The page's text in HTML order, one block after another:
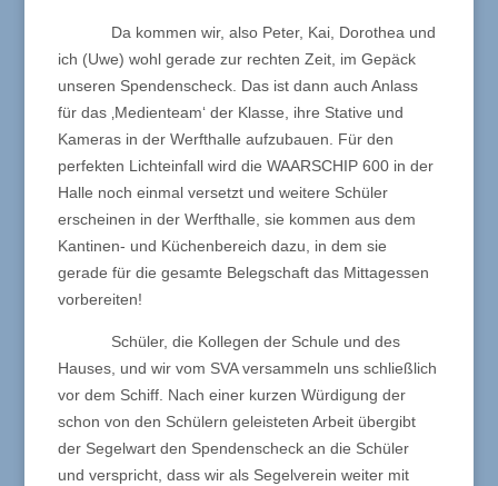
Da kommen wir, also Peter, Kai, Dorothea und
ich (Uwe) wohl gerade zur rechten Zeit, im Gepäck
unseren Spendenscheck. Das ist dann auch Anlass
für das ‚Medienteam‘ der Klasse, ihre Stative und
Kameras in der Werfthalle aufzubauen. Für den
perfekten Lichteinfall wird die WAARSCHIP 600 in der
Halle noch einmal versetzt und weitere Schüler
erscheinen in der Werfthalle, sie kommen aus dem
Kantinen- und Küchenbereich dazu, in dem sie
gerade für die gesamte Belegschaft das Mittagessen
vorbereiten!
Schüler, die Kollegen der Schule und des
Hauses, und wir vom SVA versammeln uns schließlich
vor dem Schiff. Nach einer kurzen Würdigung der
schon von den Schülern geleisteten Arbeit übergibt
der Segelwart den Spendenscheck an die Schüler
und verspricht, dass wir als Segelverein weiter mit